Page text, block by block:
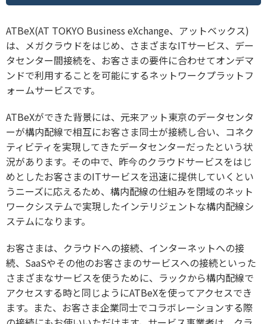
ATBeX(AT TOKYO Business eXchange、アットベックス)
は、メガクラウドをはじめ、さまざまなITサービス、デー
タセンター間接続を、お客さまの要件に合わせてオンデマ
ンドで利用することを可能にするネットワークプラットフ
ォームサービスです。
ATBeXができた背景には、元来アット東京のデータセンタ
ーが構内配線で相互にお客さま同士が接続し合い、コネク
ティビティを実現してきたデータセンターだったという状
況があります。その中で、昨今のクラウドサービスをはじ
めとしたお客さまのITサービスを迅速に提供していくとい
うニーズに応えるため、構内配線の仕組みを閉域のネット
ワークシステムで実現したインテリジェントな構内配線シ
ステムになります。
お客さまは、クラウドへの接続、インターネットへの接
続、SaaSやその他のお客さまのサービスへの接続といった
さまざまなサービスを使うために、ラックから構内配線で
アクセスする時と同じようにATBeXを使ってアクセスでき
ます。また、お客さま企業同士でコラボレーションする際